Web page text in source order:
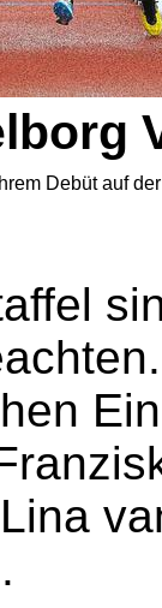
Debüt auf